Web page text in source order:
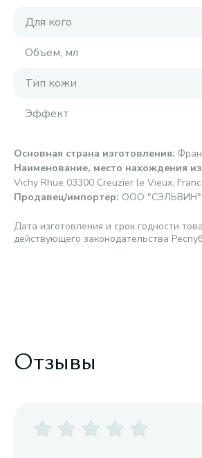
Для кого
Объем, мл
Тип кожи
Эффект
Основная страна изготовления:
Наименование, место нахождения
Vichy Rhue 03300 Creuzier le Vieux,
Продавец/импортер: ООО "СЭЛЬВИН",
Дата изготовления и срок годности
действующего законодательства
Отзывы